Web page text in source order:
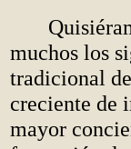
muchos los
tradicional
creciente de
mayor